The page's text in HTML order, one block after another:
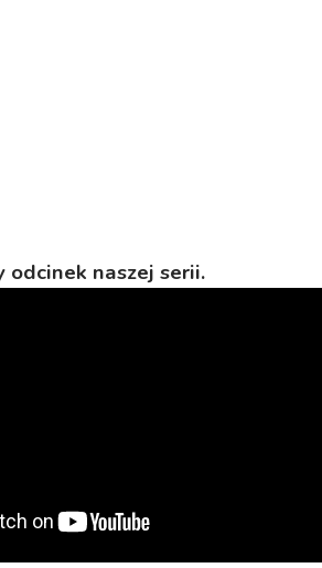
odcinek naszej serii.